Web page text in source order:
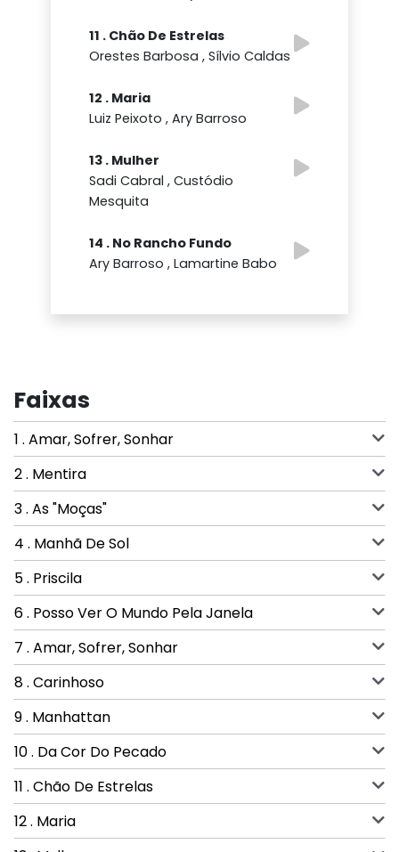
11 . Chão De Estrelas
Orestes Barbosa , Sílvio Caldas
12 . Maria
Luiz Peixoto , Ary Barroso
13 . Mulher
Sadi Cabral , Custódio
Mesquita
14 . No Rancho Fundo
Ary Barroso , Lamartine Babo
Faixas
1 . Amar, Sofrer, Sonhar
2 . Mentira
3 . As "Moças"
4 . Manhã De Sol
5 . Priscila
6 . Posso Ver O Mundo Pela Janela
7 . Amar, Sofrer, Sonhar
8 . Carinhoso
9 . Manhattan
10 . Da Cor Do Pecado
11 . Chão De Estrelas
12 . Maria